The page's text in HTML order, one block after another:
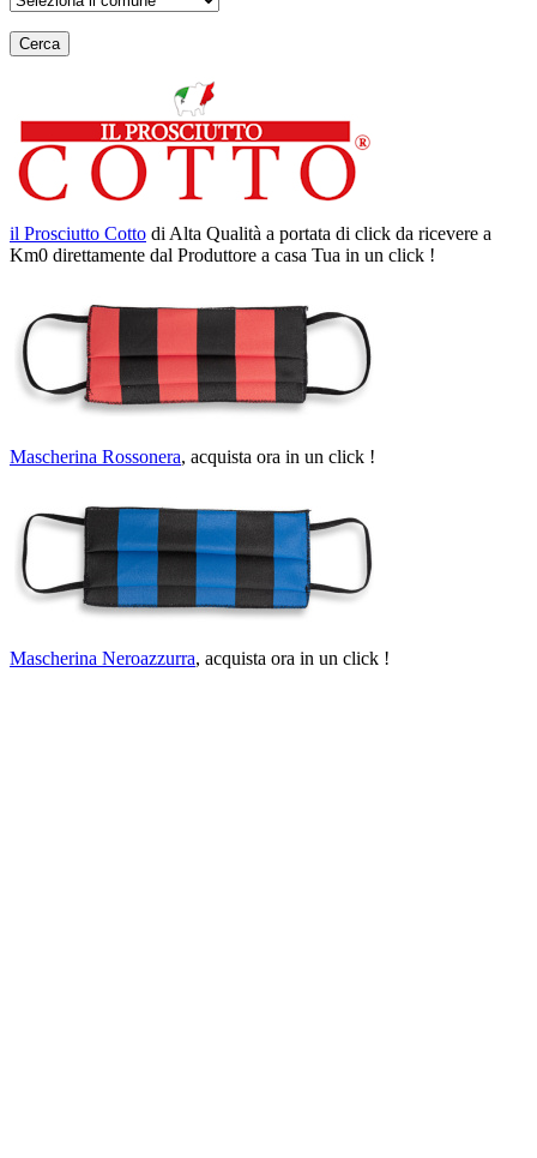
Cerca
il Prosciutto Cotto di Alta Qualità a portata di click da ricevere a
Km0 direttamente dal Produttore a casa Tua in un click !
Mascherina Rossonera, acquista ora in un click !
Mascherina Neroazzurra, acquista ora in un click !